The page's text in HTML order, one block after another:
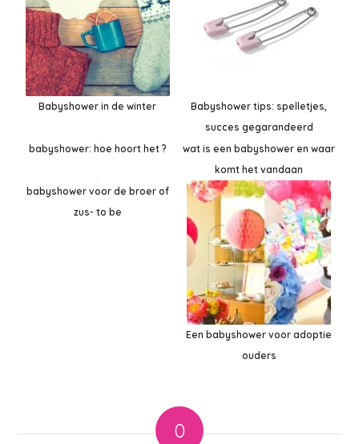
Babyshower in de winter
Babyshower tips: spelletjes,
succes gegarandeerd
babyshower: hoe hoort het ?
wat is een babyshower en waar
komt het vandaan
babyshower voor de broer of
zus- to be
Een babyshower voor adoptie
ouders
0